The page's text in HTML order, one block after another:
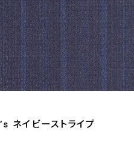
ネイビーストライプ